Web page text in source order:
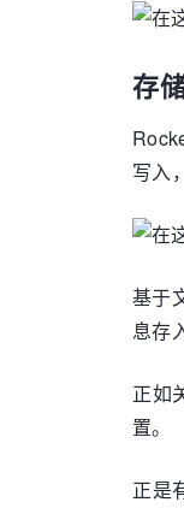
存
写入
基于
息存
正如
置。
正是